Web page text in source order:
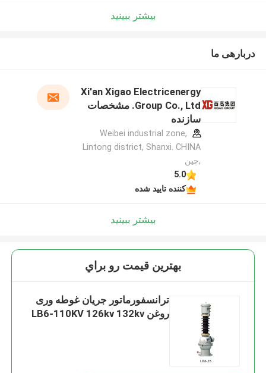
بیشتر ببینید
دربارهی ما
Xi'an Xigao Electricenergy
Group Co., Ltd. مشخصات
سازنده
Weibei industrial zone,
Lintong district, Shanxi. CHINA
,چین
5.0
کننده تایید شده
بیشتر ببینید
بهترين قيمت رو براي
ترانسفورماتور جریان غوطه وری
روغن LB6-110KV 126kv 132kv